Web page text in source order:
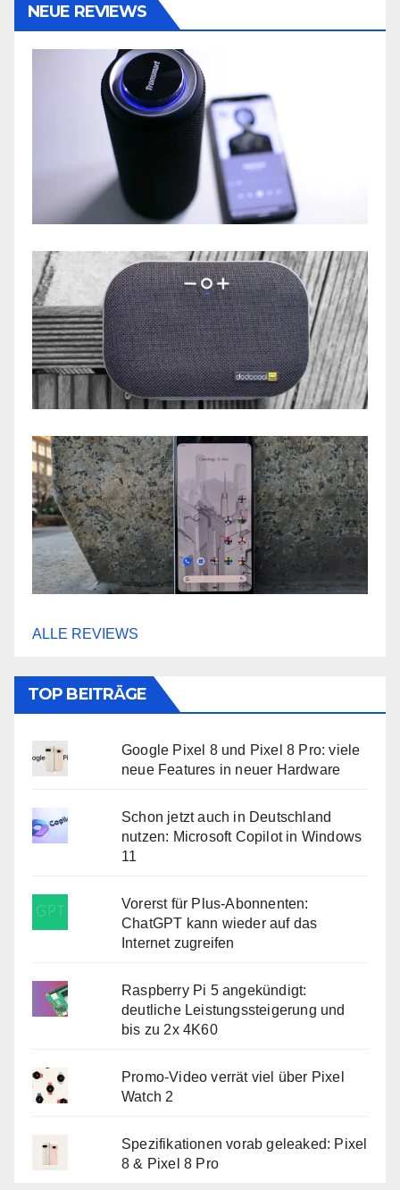
NEUE REVIEWS
ALLE REVIEWS
TOP BEITRÄGE
Google Pixel 8 und Pixel 8 Pro: viele
neue Features in neuer Hardware
Schon jetzt auch in Deutschland
nutzen: Microsoft Copilot in Windows
11
Vorerst für Plus-Abonnenten:
ChatGPT kann wieder auf das
Internet zugreifen
Raspberry Pi 5 angekündigt:
deutliche Leistungssteigerung und
bis zu 2x 4K60
Promo-Video verrät viel über Pixel
Watch 2
Spezifikationen vorab geleaked: Pixel
8 & Pixel 8 Pro